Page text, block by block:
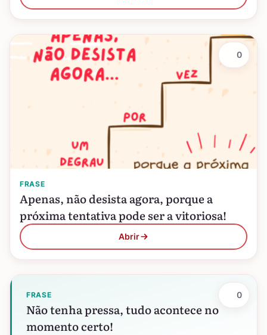
encontram por acaso.
FRASE
Apenas, não desista agora, porque a
próxima tentativa pode ser a vitoriosa!
Abrir
0
FRASE
Não tenha pressa, tudo acontece no
momento certo!
0